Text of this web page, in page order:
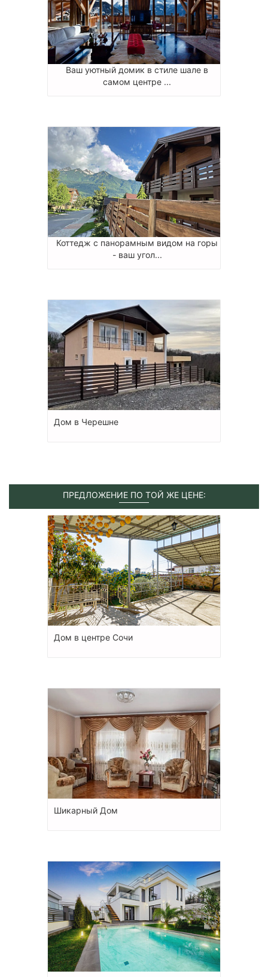
Ваш уютный домик в стиле шале в
самом центре ...
Коттедж с панорамным видом на горы
- ваш угол...
Дом в Черешне
ПРЕДЛОЖЕНИЕ ПО ТОЙ ЖЕ ЦЕНЕ:
Дом в центре Сочи
Шикарный Дом